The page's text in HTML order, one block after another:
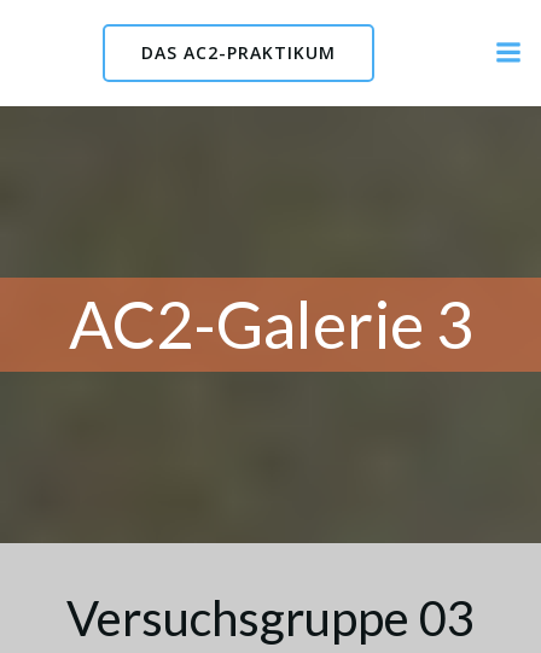
to
DAS AC2-PRAKTIKUM
AC2-Galerie 3
Versuchsgruppe 03